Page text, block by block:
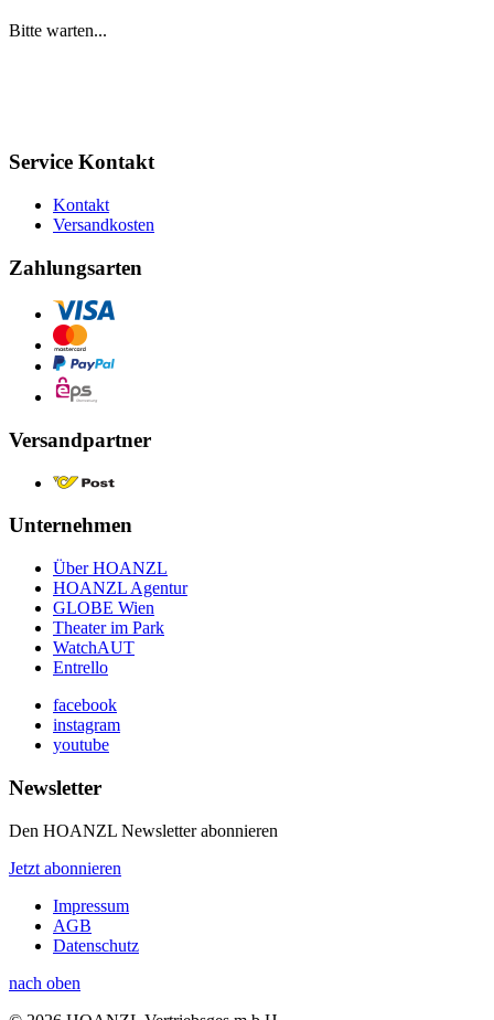
Bitte warten...
Service Kontakt
Kontakt
Versandkosten
Zahlungsarten
Versandpartner
Unternehmen
Über HOANZL
HOANZL Agentur
GLOBE Wien
Theater im Park
WatchAUT
Entrello
facebook
instagram
youtube
Newsletter
Den HOANZL Newsletter abonnieren
Jetzt abonnieren
Impressum
AGB
Datenschutz
nach oben